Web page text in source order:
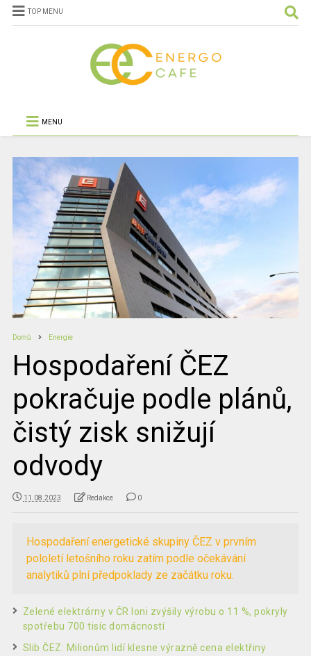
TOP MENU
MENU
Domů Energie
Hospodaření ČEZ
pokračuje podle plánů,
čistý zisk snižují
odvody
11.08.2023 Redakce 0
Hospodaření energetické skupiny ČEZ v prvním
pololetí letošního roku zatím podle očekávání
analytiků plní předpoklady ze začátku roku.
Zelené elektrárny v ČR loni zvýšily výrobu o 11 %, pokryly
spotřebu 700 tisíc domácností
Slib ČEZ: Milionům lidí klesne výrazně cena elektřiny